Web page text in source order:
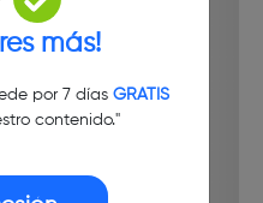
más!
por 7 días GRATIS
contenido."